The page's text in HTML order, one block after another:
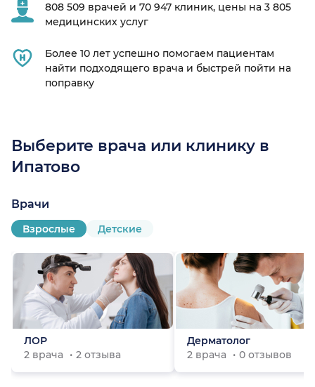
808 509 врачей и 70 947 клиник, цены на 3 805
медицинских услуг
Более 10 лет успешно помогаем пациентам
найти подходящего врача и быстрей пойти на
поправку
Выберите врача или клинику в
Ипатово
Врачи
Взрослые Детские
ЛОР
2 врача
2 отзыва
Дерматолог
2 врача
0 отзывов